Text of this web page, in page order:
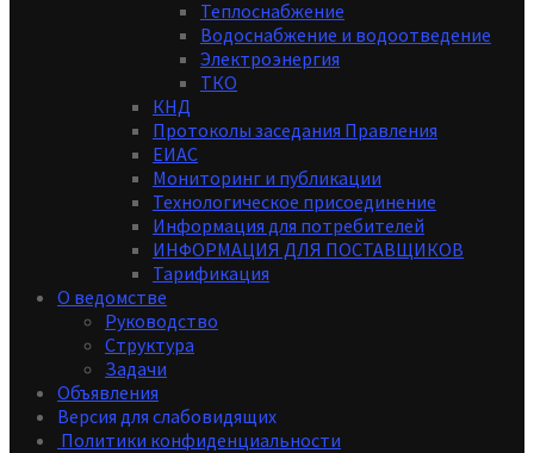
Теплоснабжение
Водоснабжение и водоотведение
Электроэнергия
ТКО
КНД
Протоколы заседания Правления
ЕИАС
Мониторинг и публикации
Технологическое присоединение
Информация для потребителей
ИНФОРМАЦИЯ ДЛЯ ПОСТАВЩИКОВ
Тарификация
О ведомстве
Руководство
Структура
Задачи
Объявления
Версия для слабовидящих
Политики конфиденциальности